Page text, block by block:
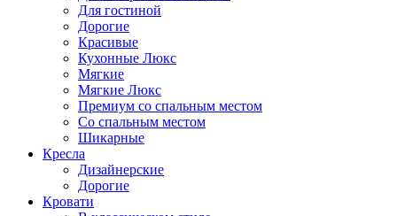
Для гостиной
Дорогие
Красивые
Кухонные Люкс
Мягкие
Мягкие Люкс
Премиум со спальным местом
Со спальным местом
Шикарные
Кресла
Дизайнерские
Дорогие
Кровати